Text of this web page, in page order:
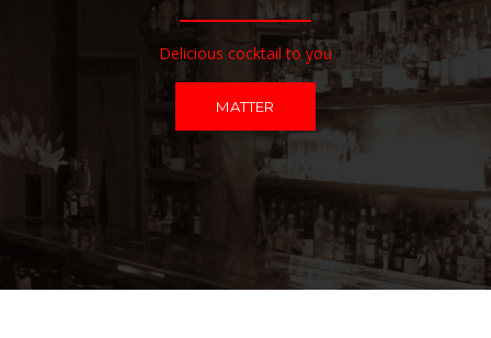
Delicious cocktail to you
MATTER